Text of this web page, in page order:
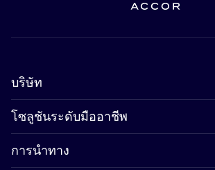
บริษัท
โซลูชันระดับมืออาชีพ
การนำทาง